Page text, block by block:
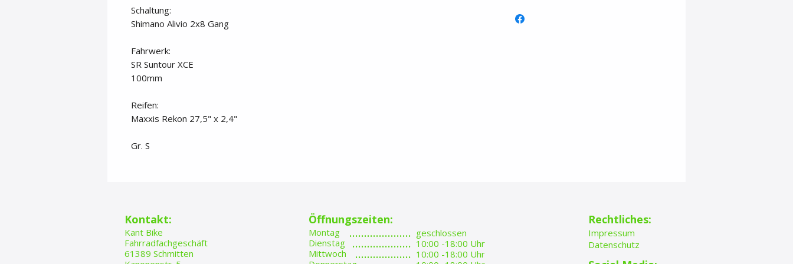
Schaltung:
Shimano Alivio 2x8 Gang
Fahrwerk:
SR Suntour XCE
100mm
Reifen:
Maxxis Rekon 27,5" x 2,4"
Gr. S
​​​Kontakt:
Kant Bike
Fahrradfachgeschäft
61389 Schmitten
Montag
Dienstag
Mittwoch
.....................
....................
...................
Öffnungszeiten:
geschlossen
10:00 -18:00 Uhr
10:00 -18:00 Uhr
Rechtliches:
Impressum
Datenschutz